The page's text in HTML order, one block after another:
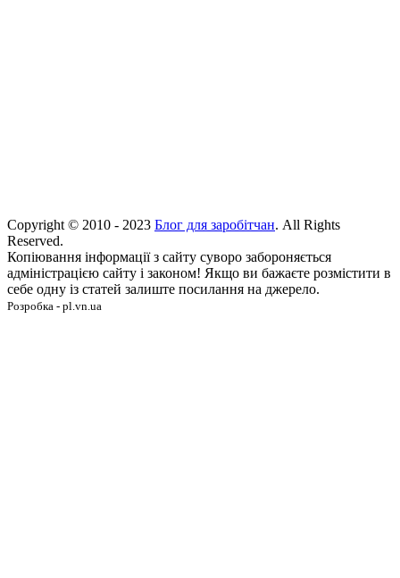
Copyright © 2010 - 2023 Блог для заробітчан. All Rights
Reserved.
Копіювання інформації з сайту суворо забороняється
адміністрацією сайту і законом! Якщо ви бажаєте розмістити в
себе одну із статей залиште посилання на джерело.
Розробка - pl.vn.ua